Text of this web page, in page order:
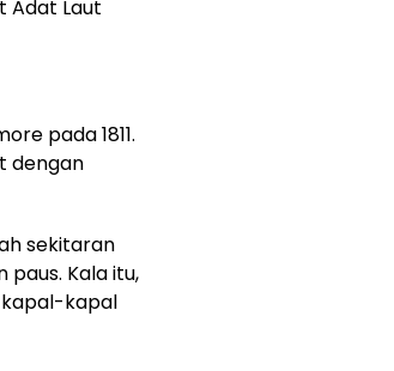
Adat Laut
pada 1811.
dengan
sekitaran
Kala itu,
kapal